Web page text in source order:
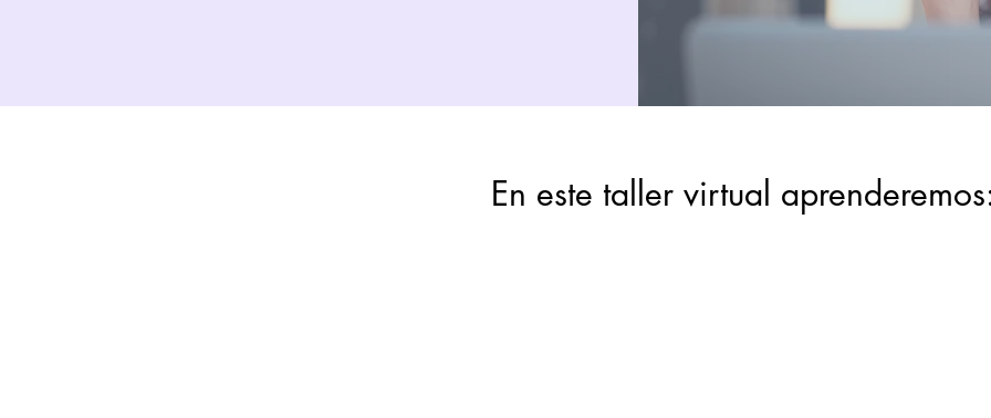
En este taller virtual